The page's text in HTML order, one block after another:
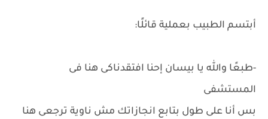
أبتسم الطبيب بعملية قائلًا:
-طبعًا والله يا بيسان إحنا افتقدناكى هنا فى
المستشفى
بس أنا على طول بتابع انجازاتك مش ناوية ترجعى هنا